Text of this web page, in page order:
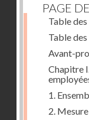
PAGE
Table
Table
Avant-
Chapitre
1.
2.